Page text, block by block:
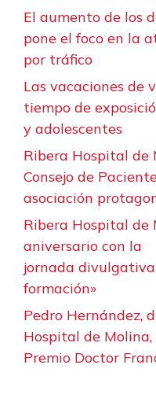
El aumento de los
pone el foco en la
por tráfico
Las vacaciones de
tiempo de
y adolescentes
Ribera Hospital de
Consejo de
asociación
Ribera Hospital de
aniversario con la
jornada
formación»
Pedro Hernández,
Hospital de
Premio Doctor